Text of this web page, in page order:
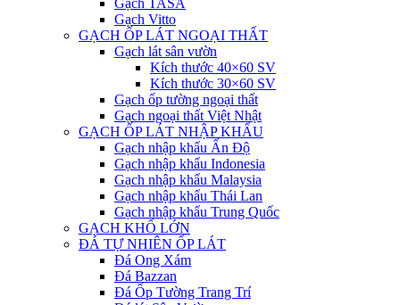
Gạch TASA
Gạch Vitto
GẠCH ỐP LÁT NGOẠI THẤT
Gạch lát sân vườn
Kích thước 40×60 SV
Kích thước 30×60 SV
Gạch ốp tường ngoại thất
Gạch ngoại thất Việt Nhật
GẠCH ỐP LÁT NHẬP KHẨU
Gạch nhập khẩu Ấn Độ
Gạch nhập khẩu Indonesia
Gạch nhập khẩu Malaysia
Gạch nhập khẩu Thái Lan
Gạch nhập khẩu Trung Quốc
GẠCH KHỔ LỚN
ĐÁ TỰ NHIÊN ỐP LÁT
Đá Ong Xám
Đá Bazzan
Đá Ốp Tường Trang Trí